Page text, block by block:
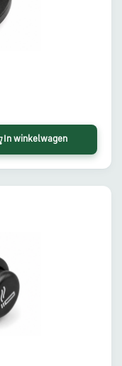
In winkelwagen